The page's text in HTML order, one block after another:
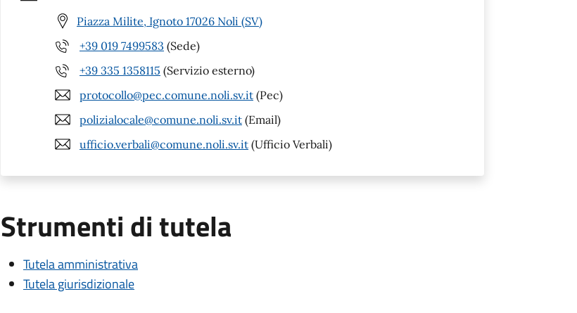
Piazza Milite, Ignoto 17026 Noli (SV)
+39 019 7499583 (Sede)
+39 335 1358115 (Servizio esterno)
protocollo@pec.comune.noli.sv.it (Pec)
polizialocale@comune.noli.sv.it (Email)
ufficio.verbali@comune.noli.sv.it (Ufficio Verbali)
Strumenti di tutela
Tutela amministrativa
Tutela giurisdizionale